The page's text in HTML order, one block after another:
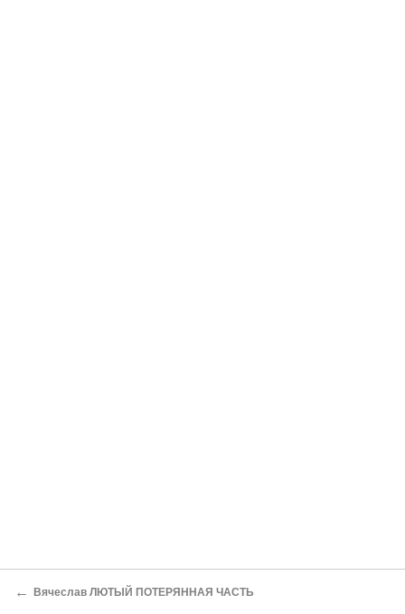
← Вячеслав ЛЮТЫЙ ПОТЕРЯННАЯ ЧАСТЬ